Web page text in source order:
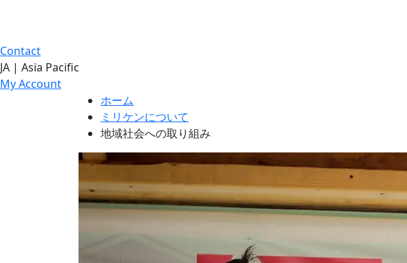
Contact
JA | Asia Pacific
My Account
ホーム
ミリケンについて
地域社会への取り組み